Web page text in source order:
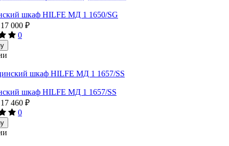
шкаф HILFE МД 1 1650/SG
17 000 ₽
0
шкаф HILFE МД 1 1657/SS
17 460 ₽
0